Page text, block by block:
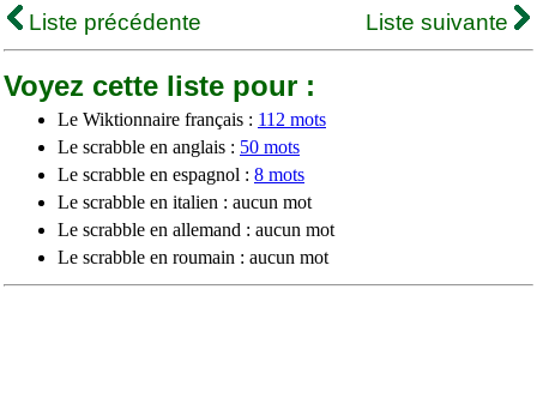
Liste précédente
Liste suivante
Voyez cette liste pour :
Le Wiktionnaire français : 112 mots
Le scrabble en anglais : 50 mots
Le scrabble en espagnol : 8 mots
Le scrabble en italien : aucun mot
Le scrabble en allemand : aucun mot
Le scrabble en roumain : aucun mot